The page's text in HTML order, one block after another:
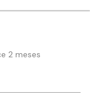
2 meses